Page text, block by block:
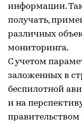
информации.
получать,
различных
мониторинга.
С учетом
заложенных в
беспилотной
и на